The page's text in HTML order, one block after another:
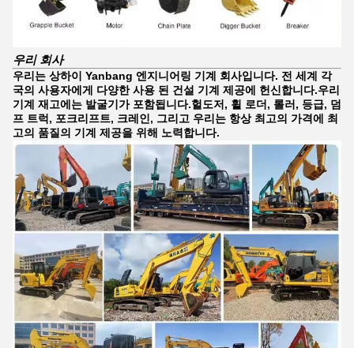
우리 회사
우리는 상하이 Yanbang 엔지니어링 기계 회사입니다. 전 세계 각
국의 사용자에게 다양한 사용 된 건설 기계 제공에 헌신합니다.우리
기계 재고에는 발굴기가 포함됩니다.헐도저, 휠 로더, 롤러, 등급, 덤
프 트럭, 포크리프트, 크레인, 그리고 우리는 항상 최고의 가격에 최
고의 품질의 기계 제공을 위해 노력합니다.